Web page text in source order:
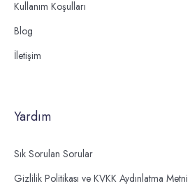
Kullanım Koşulları
Blog
İletişim
Yardım
Sık Sorulan Sorular
Gizlilik Politikası ve KVKK Aydınlatma Metni